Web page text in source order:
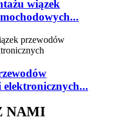
wiązek
elektronicznych...
NAMI